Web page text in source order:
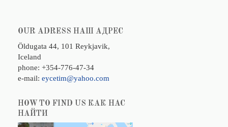
OUR ADRESS НАШ АДРЕС
Öldugata 44, 101 Reykjavik,
Iceland
phone: +354-776-47-34
e-mail: eycetim@yahoo.com
HOW TO FIND US КАК НАС
НАЙТИ